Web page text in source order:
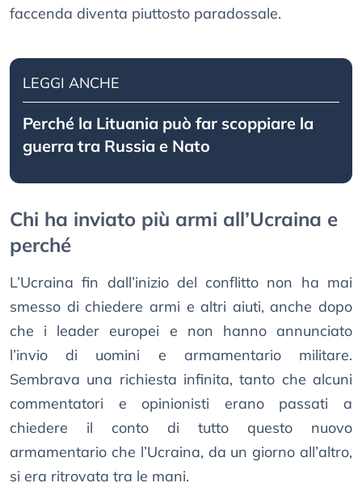
faccenda diventa piuttosto paradossale.
LEGGI ANCHE
Perché la Lituania può far scoppiare la
guerra tra Russia e Nato
Chi ha inviato più armi all’Ucraina e
perché
L’Ucraina fin dall’inizio del conflitto non ha mai
smesso di chiedere armi e altri aiuti, anche dopo
che i leader europei e non hanno annunciato
l’invio di uomini e armamentario militare.
Sembrava una richiesta infinita, tanto che alcuni
commentatori e opinionisti erano passati a
chiedere il conto di tutto questo nuovo
armamentario che l’Ucraina, da un giorno all’altro,
si era ritrovata tra le mani.